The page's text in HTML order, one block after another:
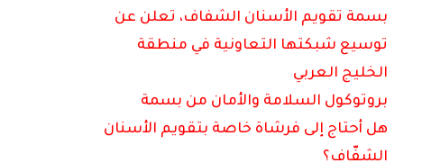
بسمة تقويم الأسنان الشفاف، تعلن عن
توسيع شبكتها التعاونية في منطقة
الخليج العربي
بروتوكول السلامة والأمان من بسمة
هل أحتاج إلى فرشاة خاصة بتقويم الأسنان
الشفّاف؟